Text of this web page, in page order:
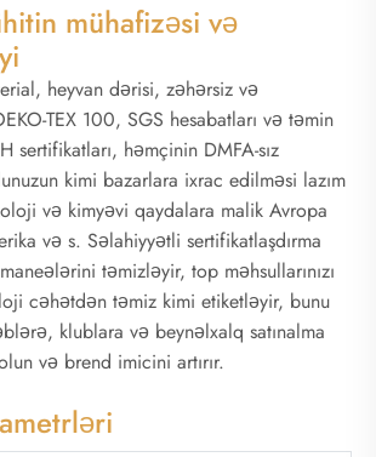
mühafizəsi və
heyvan dərisi, zəhərsiz və
TEX 100, SGS hesabatları və təmin
sertifikatları, həmçinin DMFA-sız
kimi bazarlara ixrac edilməsi lazım
və kimyəvi qaydalara malik Avropa
və s. Səlahiyyətli sertifikatlaşdırma
təmizləyir, top məhsullarınızı
cəhətdən təmiz kimi etiketləyir, bunu
klublara və beynəlxalq satınalma
və brend imicini artırır.